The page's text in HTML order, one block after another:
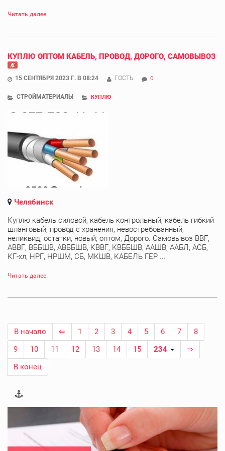
Читать далее
КУПЛЮ ОПТОМ КАБЕЛЬ, ПРОВОД, ДОРОГО, САМОВЫВОЗ
15 СЕНТЯБРЯ 2023 Г. В 08:24 ГОСТЬ 0
СТРОЙМАТЕРИАЛЫ КУПЛЮ
Челябинск
Куплю кабель силовой, кабель контрольный, кабель гибкий
шланговый, провод с хранения, невостребованный,
неликвид, остатки, новый, оптом, Дорого. Самовывоз ВВГ,
АВВГ, ВББШВ, АВББШВ, КВВГ, КВББШВ, ААШВ, ААБЛ, АСБ,
КГ-хл, НРГ, НРШМ, СБ, МКШВ, КАБЕЛЬ ГЕР ...
Читать далее
В начало ⇐ 1 2 3 4 5 6 7
8
9
10 11 12 13 14 15 234
⇒
В конец